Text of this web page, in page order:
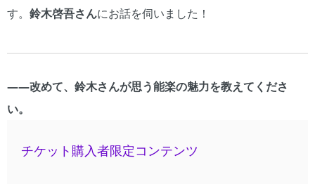
す。 鈴木啓吾さんにお話を伺いました！
――改めて、鈴木さんが思う能楽の魅力を教えてくださ
い。
チケット購入者限定コンテンツ